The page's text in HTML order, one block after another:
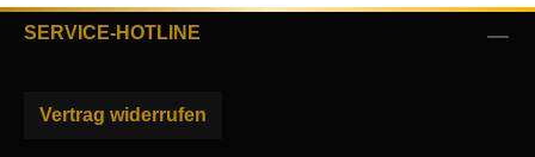
SERVICE-HOTLINE
Vertrag widerrufen